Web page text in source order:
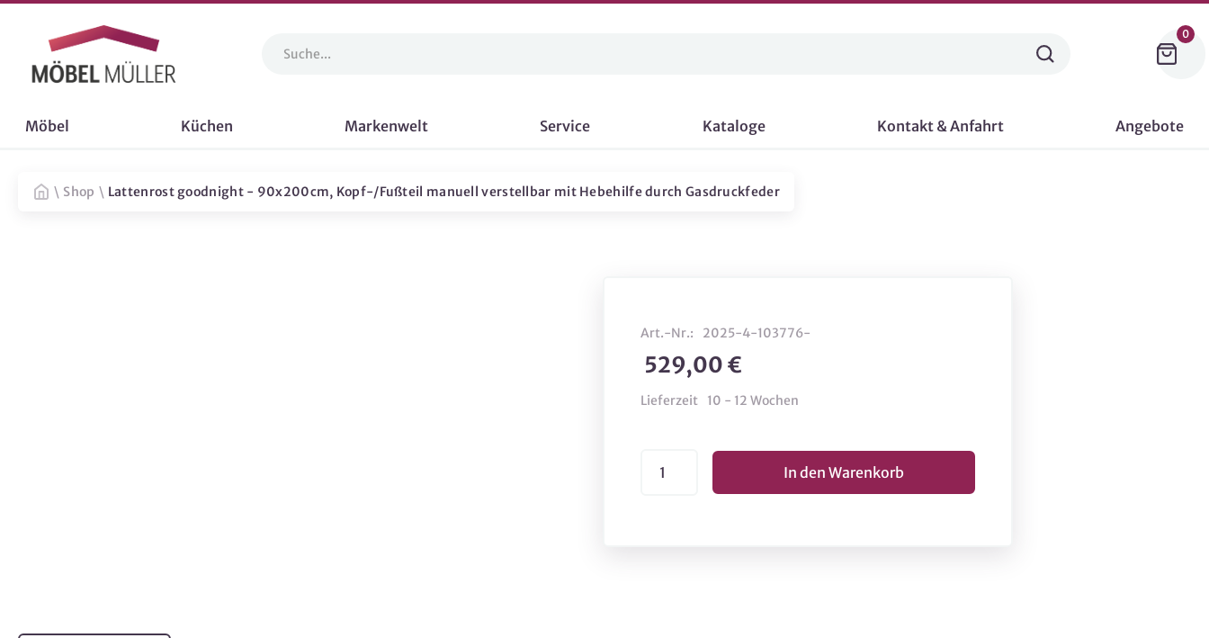
0
Möbel Küchen Markenwelt Service Kataloge Kontakt & Anfahrt Angebote
\ Shop \ Lattenrost goodnight - 90x200cm, Kopf-/Fußteil manuell verstellbar mit Hebehilfe durch Gasdruckfeder
Art.-Nr.: 2025-4-103776-
529,00 €
Lieferzeit 10 - 12 Wochen